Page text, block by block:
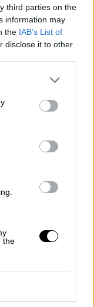
third parties on the
information may
the IAB’s List of
disclose it to other
the
al